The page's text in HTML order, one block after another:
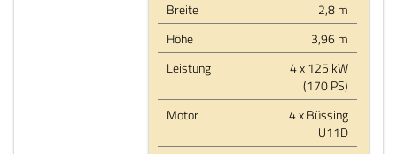
Breite
2,8 m
Höhe
3,96 m
Leistung
4 x 125 kW
(170 PS)
Motor
4 x Büssing
U11D